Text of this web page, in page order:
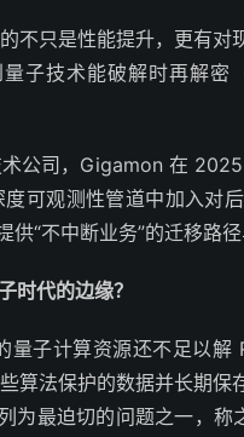
不只是性能提升，更有对
子技术能破解时再解密
公司，Gigamon 在
可观测性管道中加入对
“不中断业务”的迁移路径
时代的边缘？
子计算资源还不足以解
算法保护的数据并长期保
最迫切的问题之一，称